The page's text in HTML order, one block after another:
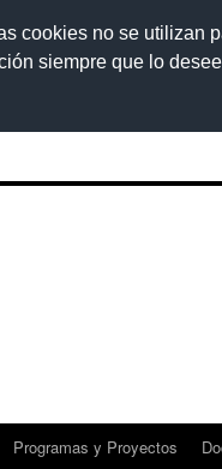
cookies no se utilizan
siempre que lo
Programas y Proyectos